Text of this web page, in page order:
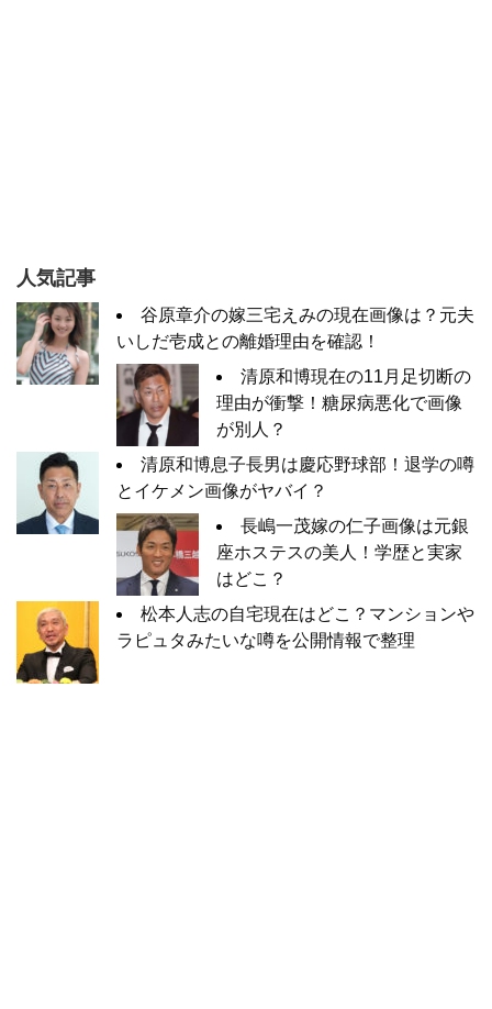
人気記事
谷原章介の嫁三宅えみの現在画像は？元夫
いしだ壱成との離婚理由を確認！
清原和博現在の11月足切断の
理由が衝撃！糖尿病悪化で画像
が別人？
清原和博息子長男は慶応野球部！退学の噂
とイケメン画像がヤバイ？
長嶋一茂嫁の仁子画像は元銀
座ホステスの美人！学歴と実家
はどこ？
松本人志の自宅現在はどこ？マンションや
ラピュタみたいな噂を公開情報で整理